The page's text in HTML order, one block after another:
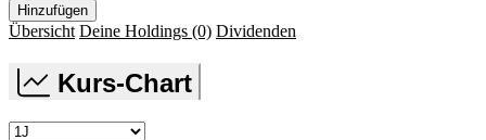
Hinzufügen
Übersicht Deine Holdings (0) Dividenden
Kurs-Chart